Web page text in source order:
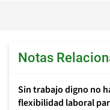
Notas
Sin trabajo digno no
flexibilidad laboral